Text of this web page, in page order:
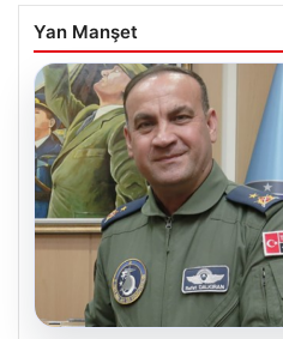
Yan Manşet